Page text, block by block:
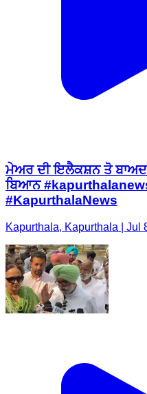
ਮੇਅਰ ਦੀ ਇਲੈਕਸ਼ਨ ਤੋ ਬਾਅਦ
ਬਿਆਨ
#KapurthalaNews
Kapurthala, Kapurthala | Jul